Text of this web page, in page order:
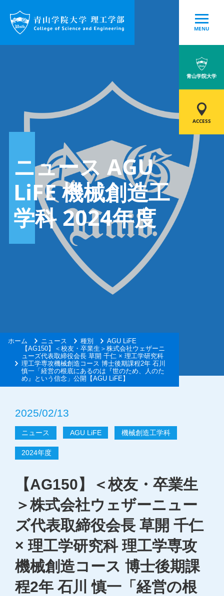
MENU
青山学院大学
ACCESS
ニュース AGU
LiFE 機械創造工
学科 2024年度
ホーム ニュース 種別
AGU LiFE
【AG150】＜校友・卒業生＞株式会社ウェザーニ
ューズ代表取締役会長 草開 千仁 × 理工学研究科
理工学専攻機械創造コース 博士後期課程2年 石川
慎一「経営の根底にあるのは『世のため、人のた
め』という信念」公開【AGU LiFE】
2025/02/13
ニュース AGU LiFE 機械創造工学科
2024年度
【AG150】＜校友・卒業生
＞株式会社ウェザーニュー
ズ代表取締役会長 草開 千仁
× 理工学研究科 理工学専攻
機械創造コース 博士後期課
程2年 石川 慎一「経営の根